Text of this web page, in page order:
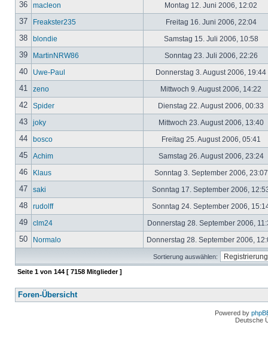
36 macleon Montag 12. Juni 2006, 12:02
37 Freakster235 Freitag 16. Juni 2006, 22:04
38 blondie Samstag 15. Juli 2006, 10:58
39 MartinNRW86 Sonntag 23. Juli 2006, 22:26
40 Uwe-Paul Donnerstag 3. August 2006, 19:44
41 zeno Mittwoch 9. August 2006, 14:22
42 Spider Dienstag 22. August 2006, 00:33
43 joky Mittwoch 23. August 2006, 13:40
44 bosco Freitag 25. August 2006, 05:41
45 Achim Samstag 26. August 2006, 23:24
46 Klaus Sonntag 3. September 2006,
47 saki Sonntag 17. September 2006,
48 rudolff Sonntag 24. September 2006,
49 clm24 Donnerstag 28. September 2006,
50 Normalo Donnerstag 28. September 2006,
Sortierung auswählen:
Seite 1 von 144 [ 7158 Mitglieder ]
Foren-Übersicht
Powered by
Deutsche